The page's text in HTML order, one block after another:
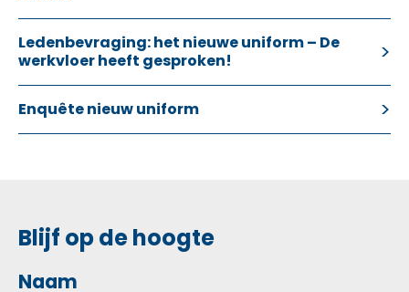
Ledenbevraging: het nieuwe uniform – De
werkvloer heeft gesproken!
Enquête nieuw uniform
Blijf op de hoogte